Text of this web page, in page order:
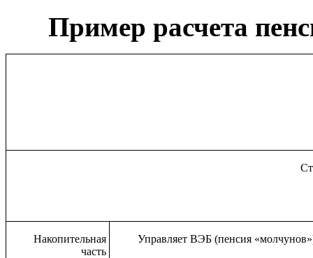
Пример расчета
Накопительная
часть
Управляет ВЭБ (пенсия